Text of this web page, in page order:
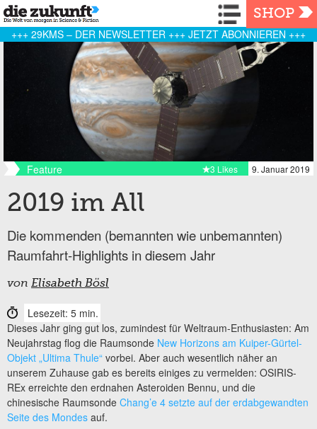
Navigation
SHOP
+++ 29KMS – DER NEWSLETTER +++ JETZT ABONNIEREN +++
Feature 9. Januar 2019
3 Likes
2019 im All
Die kommenden (bemannten wie unbemannten)
Raumfahrt-Highlights in diesem Jahr
von Elisabeth Bösl
Lesezeit: 5 min.
Dieses Jahr ging gut los, zumindest für Weltraum-Enthusiasten: Am
Neujahrstag flog die Raumsonde New Horizons am Kuiper-Gürtel-
Objekt „Ultima Thule“ vorbei. Aber auch wesentlich näher an
unserem Zuhause gab es bereits einiges zu vermelden: OSIRIS-
REx erreichte den erdnahen Asteroiden Bennu, und die
chinesische Raumsonde Chang’e 4 setzte auf der erdabgewandten
Seite des Mondes auf.